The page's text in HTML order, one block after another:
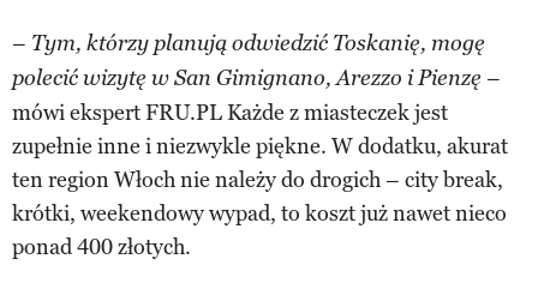
– Tym, którzy planują odwiedzić Toskanię, mogę
polecić wizytę w San Gimignano, Arezzo i Pienzę –
mówi ekspert FRU.PL Każde z miasteczek jest
zupełnie inne i niezwykle piękne. W dodatku, akurat
ten region Włoch nie należy do drogich – city break,
krótki, weekendowy wypad, to koszt już nawet nieco
ponad 400 złotych.